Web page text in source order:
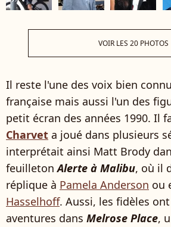
VOIR LES 20 PHOTOS
Il reste l'une des voix bien
française mais aussi l'un des
petit écran des années 1990. Il
Charvet a joué dans plusieurs
interprétait ainsi Matt Brody
feuilletonAlerte à Malibu, où il
réplique à Pamela Anderson ou
Hasselhoff. Aussi, les fidèles
aventures dans Melrose Place,